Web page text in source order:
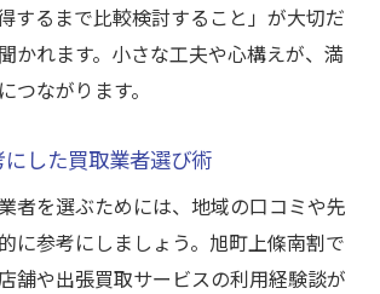
するまで比較検討すること」が大切だ
かれます。小さな工夫や心構えが、満
つながります。
した買取業者選び術
者を選ぶためには、地域の口コミや先
に参考にしましょう。旭町上條南割で
舗や出張買取サービスの利用経験談が